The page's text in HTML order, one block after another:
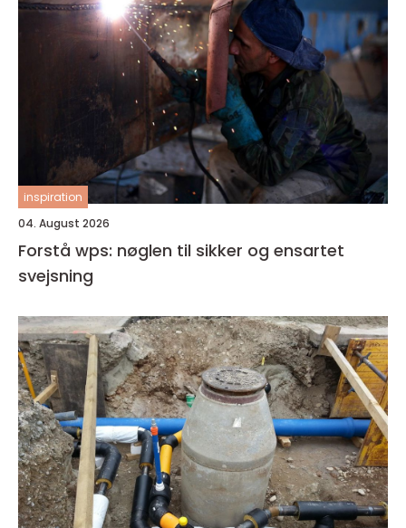
inspiration
04. August 2026
Forstå wps: nøglen til sikker og ensartet
svejsning